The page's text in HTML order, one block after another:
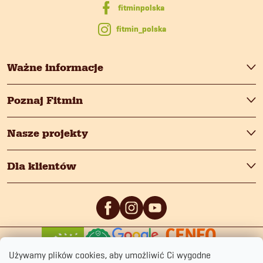
Używamy plików cookies, aby umożliwić Ci wygodne
y
Ważne informacje
Poznaj Fitmin
Nasze projekty
Dla klientów
fitmin_polska